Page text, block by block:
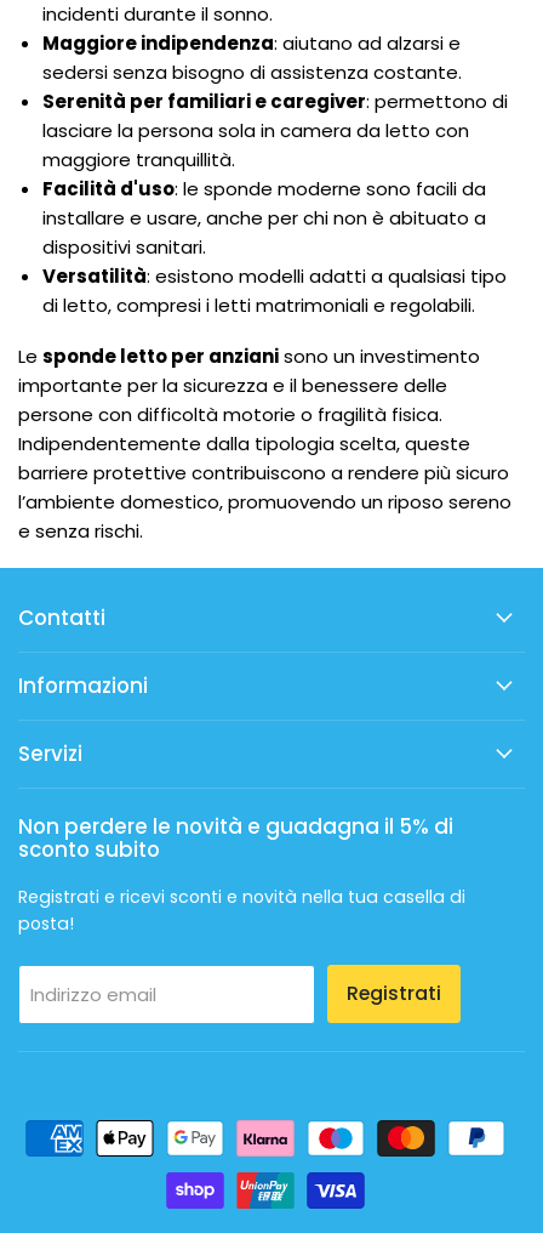
incidenti durante il sonno.
Maggiore indipendenza: aiutano ad alzarsi e
sedersi senza bisogno di assistenza costante.
Serenità per familiari e caregiver: permettono di
lasciare la persona sola in camera da letto con
maggiore tranquillità.
Facilità d'uso: le sponde moderne sono facili da
installare e usare, anche per chi non è abituato a
dispositivi sanitari.
Versatilità: esistono modelli adatti a qualsiasi tipo
di letto, compresi i letti matrimoniali e regolabili.
Le sponde letto per anzianisono un investimento
importante per la sicurezza e il benessere delle
persone con difficoltà motorie o fragilità fisica.
Indipendentemente dalla tipologia scelta, queste
barriere protettive contribuiscono a rendere più sicuro
l’ambiente domestico, promuovendo un riposo sereno
e senza rischi.
Contatti
Informazioni
Servizi
Non perdere le novità e guadagna il 5% di
sconto subito
Registrati e ricevi sconti e novità nella tua casella di
posta!
Indirizzo email Registrati